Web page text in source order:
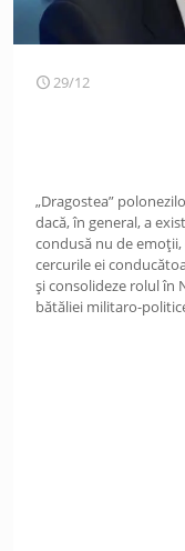
29/12
„Dragostea”
dacă, în general, a
condusă nu de
cercurile ei
și consolideze rolul în
bătăliei militaro-